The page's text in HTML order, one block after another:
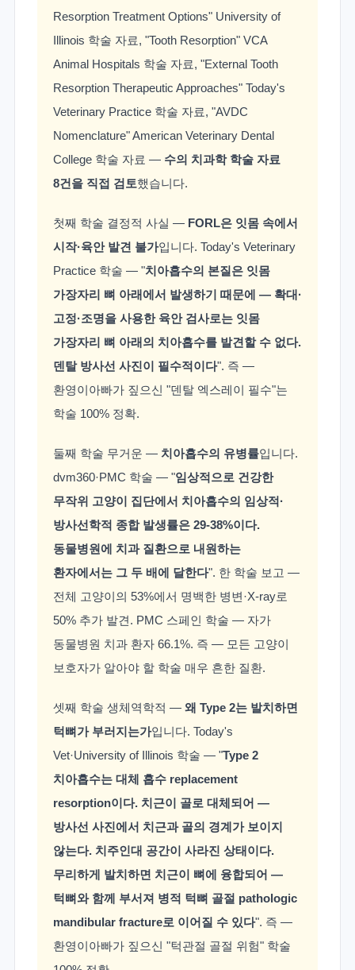
Resorption Treatment Options" University of
Illinois 학술 자료, "Tooth Resorption" VCA
Animal Hospitals 학술 자료, "External Tooth
Resorption Therapeutic Approaches" Today's
Veterinary Practice 학술 자료, "AVDC
Nomenclature" American Veterinary Dental
College 학술 자료 — 수의 치과학 학술 자료
8건을 직접 검토했습니다.
첫째 학술 결정적 사실 — FORL은 잇몸 속에서
시작·육안 발견 불가입니다. Today's Veterinary
Practice 학술 — "치아흡수의 본질은 잇몸
가장자리 뼈 아래에서 발생하기 때문에 — 확대·
고정·조명을 사용한 육안 검사로는 잇몸
가장자리 뼈 아래의 치아흡수를 발견할 수 없다.
덴탈 방사선 사진이 필수적이다". 즉 —
환영이아빠가 짚으신 "덴탈 엑스레이 필수"는
학술 100% 정확.
둘째 학술 무거운 — 치아흡수의 유병률입니다.
dvm360·PMC 학술 — "임상적으로 건강한
무작위 고양이 집단에서 치아흡수의 임상적·
방사선학적 종합 발생률은 29-38%이다.
동물병원에 치과 질환으로 내원하는
환자에서는 그 두 배에 달한다". 한 학술 보고 —
전체 고양이의 53%에서 명백한 병변·X-ray로
50% 추가 발견. PMC 스페인 학술 — 자가
동물병원 치과 환자 66.1%. 즉 — 모든 고양이
보호자가 알아야 할 학술 매우 흔한 질환.
셋째 학술 생체역학적 — 왜 Type 2는 발치하면
턱뼈가 부러지는가입니다. Today's
Vet·University of Illinois 학술 — "Type 2
치아흡수는 대체 흡수 replacement
resorption이다. 치근이 골로 대체되어 —
방사선 사진에서 치근과 골의 경계가 보이지
않는다. 치주인대 공간이 사라진 상태이다.
무리하게 발치하면 치근이 뼈에 융합되어 —
턱뼈와 함께 부서져 병적 턱뼈 골절 pathologic
mandibular fracture로 이어질 수 있다". 즉 —
환영이아빠가 짚으신 "턱관절 골절 위험" 학술